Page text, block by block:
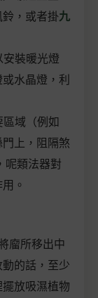
，或者掛九
安裝暖光燈
水晶燈，利
區域（例如
門上，阻隔煞
呢類法器對
。
廇所移出中
的話，至少
放吸濕植物